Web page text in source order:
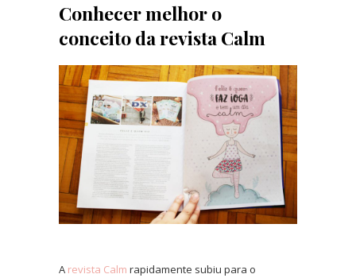
Conhecer melhor o
conceito da revista Calm
A revista Calm rapidamente subiu para o